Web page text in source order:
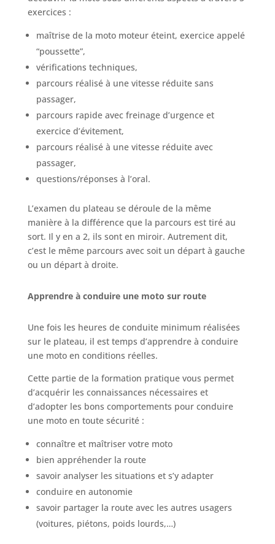
exercices :
maîtrise de la moto moteur éteint, exercice appelé
“poussette”,
vérifications techniques,
parcours réalisé à une vitesse réduite sans
passager,
parcours rapide avec freinage d’urgence et
exercice d’évitement,
parcours réalisé à une vitesse réduite avec
passager,
questions/réponses à l’oral.
L’examen du plateau se déroule de la même
manière à la différence que la parcours est tiré au
sort. Il y en a 2, ils sont en miroir. Autrement dit,
c’est le même parcours avec soit un départ à gauche
ou un départ à droite.
Apprendre à conduire une moto sur route
Une fois les heures de conduite minimum réalisées
sur le plateau, il est temps d’apprendre à conduire
une moto en conditions réelles.
Cette partie de la formation pratique vous permet
d’acquérir les connaissances nécessaires et
d’adopter les bons comportements pour conduire
une moto en toute sécurité :
connaître et maîtriser votre moto
bien appréhender la route
savoir analyser les situations et s’y adapter
conduire en autonomie
savoir partager la route avec les autres usagers
(voitures, piétons, poids lourds,…)